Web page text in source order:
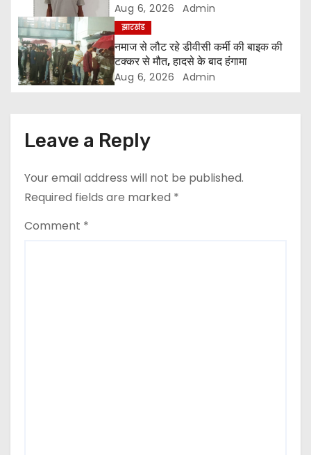
a
t
i
n
Aug 6, 2026 Admin
झारखंड
नमाज से लौट रहे डीवीसी कर्मी की बाइक की
टक्कर से मौत, हादसे के बाद हंगामा
Aug 6, 2026 Admin
Leave a Reply
Your email address will not be published.
Required fields are marked *
Comment *